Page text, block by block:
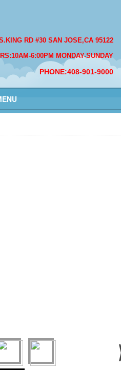
RD #30 SAN JOSE,CA 95122
6:00PM MONDAY-SUNDAY
PHONE:408-901-9000